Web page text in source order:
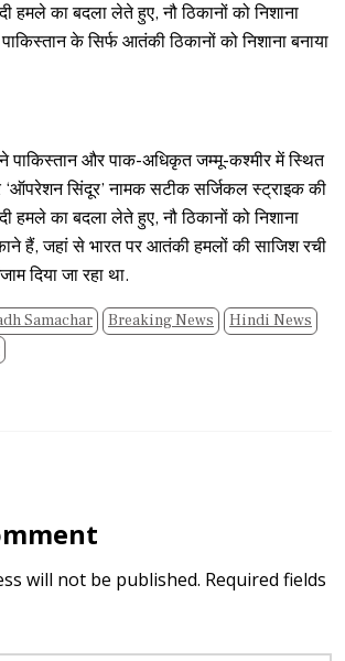
हमले का बदला लेते हुए, नौ ठिकानों को निशाना
के सिर्फ आतंकी ठिकानों को निशाना बनाया
पाकिस्तान और पाक-अधिकृत जम्मू-कश्मीर में स्थित
‘ऑपरेशन सिंदूर’ नामक सटीक सर्जिकल स्ट्राइक की
हमले का बदला लेते हुए, नौ ठिकानों को निशाना
हैं, जहां से भारत पर आतंकी हमलों की साजिश रची
दिया जा रहा था.
Apradh Samachar Breaking News
Hindi News
will not be published. Required fields